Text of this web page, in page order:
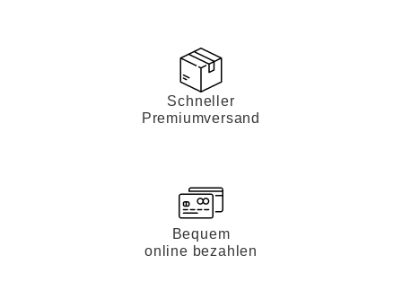
Schneller
Premiumversand
Bequem
online bezahlen